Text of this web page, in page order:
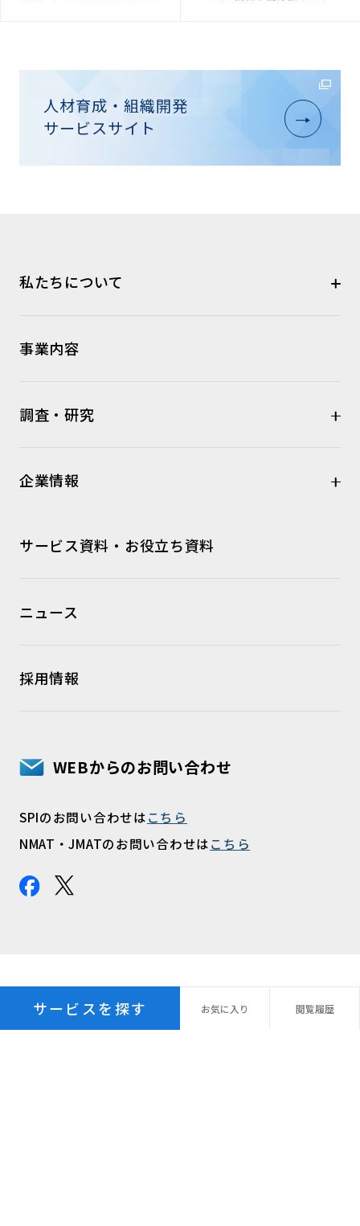
人材育成・組織開発
サービスサイト
サービスを探す お気に 入り 閲覧履歴
私たちについて
事業内容
調査・研究
企業情報
サービス資料・お役立ち資料
ニュース
採用情報
WEBからのお問い合わせ
SPIのお問い合わせはこちら
NMAT・JMATのお問い合わせはこちら
プライバシーポリシー
パーソナルデータ指針